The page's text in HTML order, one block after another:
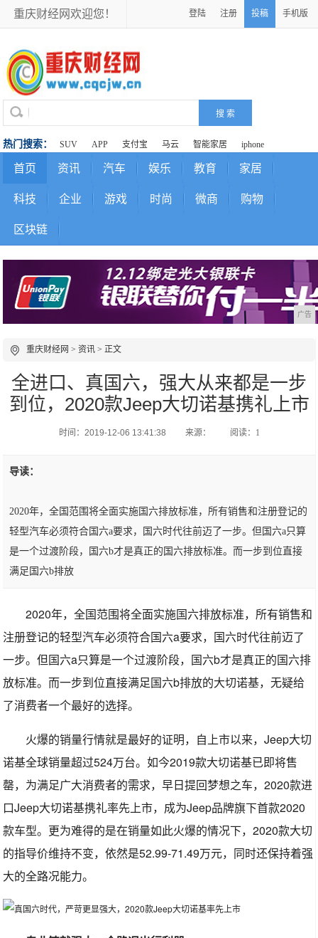
重庆财经网欢迎您！ 登陆 注册 投稿 手机版
热门搜索： SUV APP 支付宝 马云 智能家居 iphone
首页 资讯 汽车 娱乐 教育 家居
科技 企业 游戏 时尚 微商 购物
区块链
广告
重庆财经网 >资讯 > 正文
全进口、真国六，强大从来都是一步
到位，2020款Jeep大切诺基携礼上市
时间：2019-12-06 13:41:38 来源： 阅读：1
导读：
2020年，全国范围将全面实施国六排放标准，所有销售和注册登记的
轻型汽车必须符合国六a要求，国六时代往前迈了一步。但国六a只算
是一个过渡阶段，国六b才是真正的国六排放标准。而一步到位直接
满足国六b排放
2020年，全国范围将全面实施国六排放标准，所有销售和
注册登记的轻型汽车必须符合国六a要求，国六时代往前迈了
一步。但国六a只算是一个过渡阶段，国六b才是真正的国六排
放标准。而一步到位直接满足国六b排放的大切诺基，无疑给
了消费者一个最好的选择。
火爆的销量行情就是最好的证明，自上市以来，Jeep大切
诺基全球销量超过524万台。如今2019款大切诺基已即将售
罄，为满足广大消费者的需求，早日提回梦想之车，2020款进
口Jeep大切诺基携礼率先上市，成为Jeep品牌旗下首款2020
款车型。更为难得的是在销量如此火爆的情况下，2020款大切
的指导价维持不变，依然是52.99-71.49万元，同时还保持着强
大的全路况能力。